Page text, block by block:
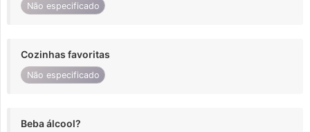
Não especificado
Cozinhas favoritas
Não especificado
Beba álcool?